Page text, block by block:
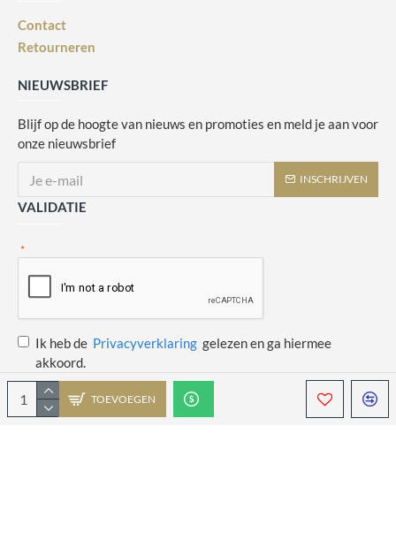
TOEVOEGEN
Contact
Retourneren
NIEUWSBRIEF
Blijf op de hoogte van nieuws en promoties en meld je aan voor
onze nieuwsbrief
INSCHRIJVEN
VALIDATIE
Ik heb de Privacyverklaring gelezen en ga hiermee
akkoord.